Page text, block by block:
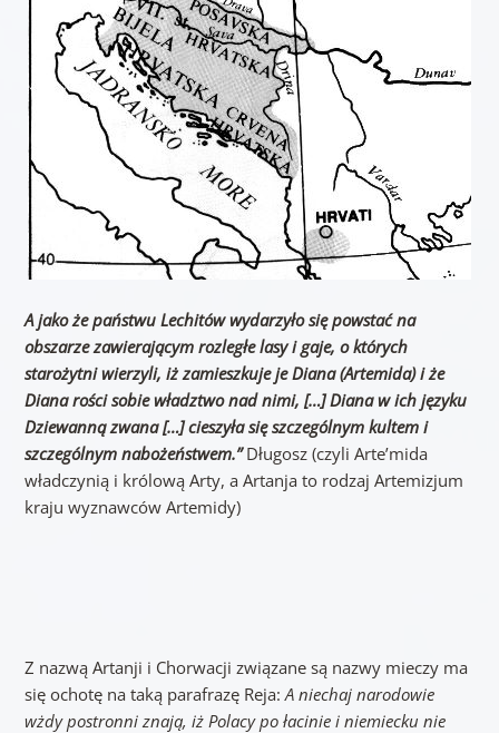
A jako że państwu Lechitów wydarzyło się powstać na
obszarze zawierającym rozległe lasy i gaje, o których
starożytni wierzyli, iż zamieszkuje je Diana (Artemida) i że
Diana rości sobie władztwo nad nimi, […] Diana w ich języku
Dziewanną zwana […] cieszyła się szczególnym kultem i
szczególnym nabożeństwem.”Długosz (czyli Arte’mida
władczynią i królową Arty, a Artanja to rodzaj Artemizjum
kraju wyznawców Artemidy)
Z nazwą Artanji i Chorwacji związane są nazwy mieczy ma
się ochotę na taką parafrazę Reja: A niechaj narodowie
wżdy postronni znają, iż Polacy po łacinie i niemiecku nie